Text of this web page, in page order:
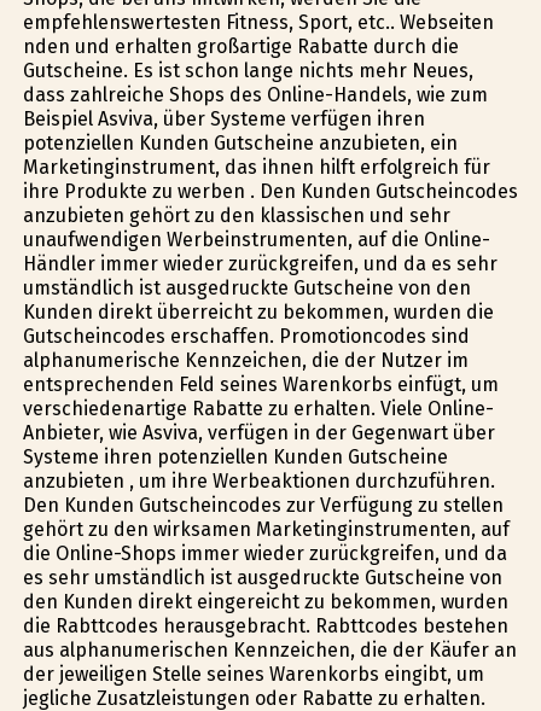
empfehlenswertesten Fitness, Sport, etc.. Webseiten
finden und erhalten großartige Rabatte durch die
Gutscheine. Es ist schon lange nichts mehr Neues,
dass zahlreiche Shops des Online-Handels, wie zum
Beispiel Asviva, über Systeme verfügen ihren
potenziellen Kunden Gutscheine anzubieten, ein
Marketinginstrument, das ihnen hilft erfolgreich für
ihre Produkte zu werben . Den Kunden Gutscheincodes
anzubieten gehört zu den klassischen und sehr
unaufwendigen Werbeinstrumenten, auf die Online-
Händler immer wieder zurückgreifen, und da es sehr
umständlich ist ausgedruckte Gutscheine von den
Kunden direkt überreicht zu bekommen, wurden die
Gutscheincodes erschaffen. Promotioncodes sind
alphanumerische Kennzeichen, die der Nutzer im
entsprechenden Feld seines Warenkorbs einfügt, um
verschiedenartige Rabatte zu erhalten. Viele Online-
Anbieter, wie Asviva, verfügen in der Gegenwart über
Systeme ihren potenziellen Kunden Gutscheine
anzubieten , um ihre Werbeaktionen durchzuführen.
Den Kunden Gutscheincodes zur Verfügung zu stellen
gehört zu den wirksamen Marketinginstrumenten, auf
die Online-Shops immer wieder zurückgreifen, und da
es sehr umständlich ist ausgedruckte Gutscheine von
den Kunden direkt eingereicht zu bekommen, wurden
die Rabttcodes herausgebracht. Rabttcodes bestehen
aus alphanumerischen Kennzeichen, die der Käufer an
der jeweiligen Stelle seines Warenkorbs eingibt, um
jegliche Zusatzleistungen oder Rabatte zu erhalten.